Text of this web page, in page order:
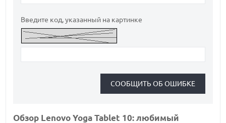
Введите код, указанный на картинке
Обзор Lenovo Yoga Tablet 10: любимый